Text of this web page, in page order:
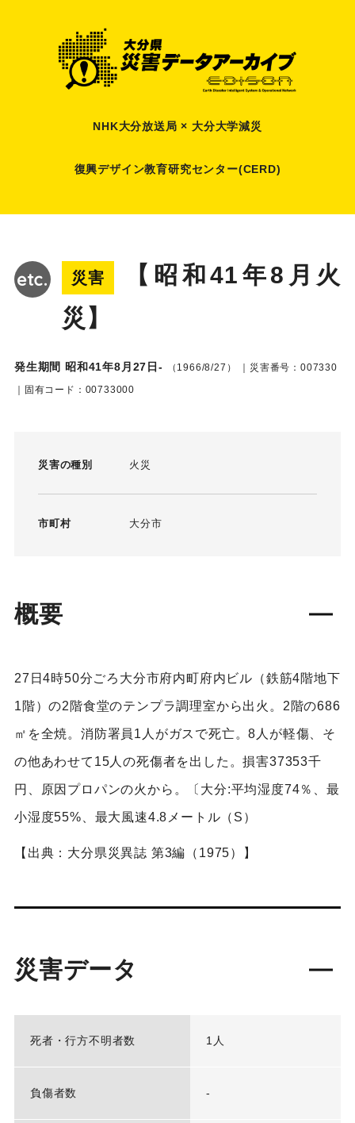
NHK大分放送局 × 大分大学減災
復興デザイン教育研究センター(CERD)
災害
【昭和41年8月火
災】
発生期間 昭和41年8月27日- （1966/8/27）
｜災害番号：007330
｜固有コード：00733000
災害の種別 火災
市町村 大分市
概要
27日4時50分ごろ大分市府内町府内ビル（鉄筋4階地下
1階）の2階食堂のテンプラ調理室から出火。2階の686
㎡を全焼。消防署員1人がガスで死亡。8人が軽傷、そ
の他あわせて15人の死傷者を出した。損害37353千
円、原因プロパンの火から。〔大分:平均湿度74％、最
小湿度55%、最大風速4.8メートル（S）
【出典：大分県災異誌 第3編（1975）】
災害データ
死者・行方不明者数 1人
負傷者数 -